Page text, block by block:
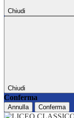
Chiudi
Chiudi
Conferma
Annulla Conferma